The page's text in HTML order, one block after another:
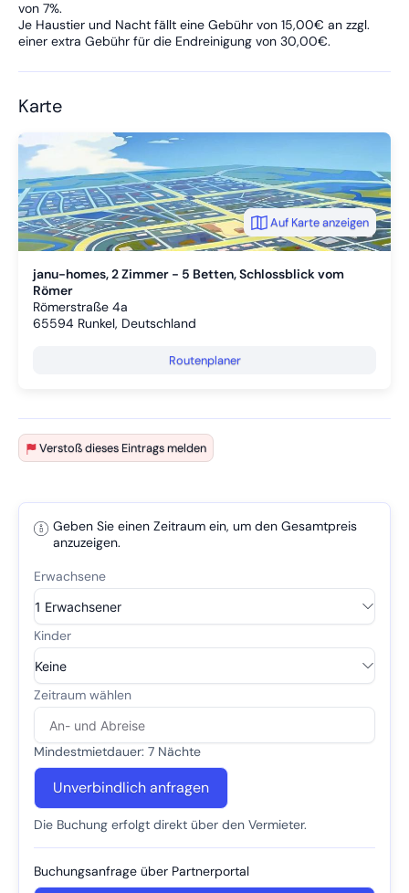
die harmonische Raumgestaltung – ein perfekter Ort zum
Wohlfühlen.
von 7%.
Je Haustier und Nacht fällt eine Gebühr von 15,00€ an zzgl.
einer extra Gebühr für die Endreinigung von 30,00€.
Karte
janu-homes, 2 Zimmer - 5 Betten, Schlossblick vom
Römer
Römerstraße 4a
65594 Runkel, Deutschland
Routenplaner
Auf Karte anzeigen
Verstoß dieses Eintrags melden
Geben Sie einen Zeitraum ein, um den Gesamtpreis
anzuzeigen.
Mindestmietdauer: 7 Nächte
Unverbindlich anfragen
Die Buchung erfolgt direkt über den Vermieter.
Buchungs­anfrage über Partnerportal